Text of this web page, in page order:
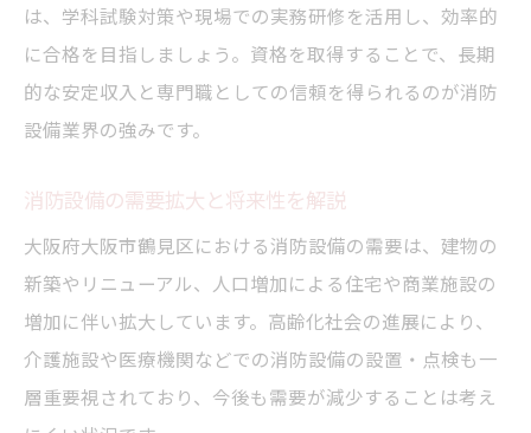
は、学科試験対策や現場での実務研修を活用し、効率的
に合格を目指しましょう。資格を取得することで、長期
的な安定収入と専門職としての信頼を得られるのが消防
設備業界の強みです。
消防設備の需要拡大と将来性を解説
大阪府大阪市鶴見区における消防設備の需要は、建物の
新築やリニューアル、人口増加による住宅や商業施設の
増加に伴い拡大しています。高齢化社会の進展により、
介護施設や医療機関などでの消防設備の設置・点検も一
層重要視されており、今後も需要が減少することは考え